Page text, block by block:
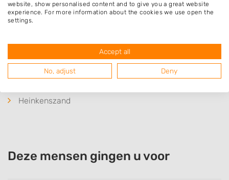
Kamperland
Wilhelminadorp
Lewedorp
Heinkenszand
Deze mensen gingen u voor
website, show personalised content and to give you a great website
experience. For more information about the cookies we use open the
settings.
Accept all
No, adjust Deny